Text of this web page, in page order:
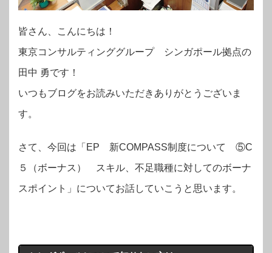
皆さん、こんにちは！
東京コンサルティンググループ シンガポール拠点の
田中 勇です！
いつもブログをお読みいただきありがとうございま
す。
さて、今回は「EP 新COMPASS制度について ⑤C
５（ボーナス） スキル、不足職種に対してのボーナ
スポイント」についてお話していこうと思います。